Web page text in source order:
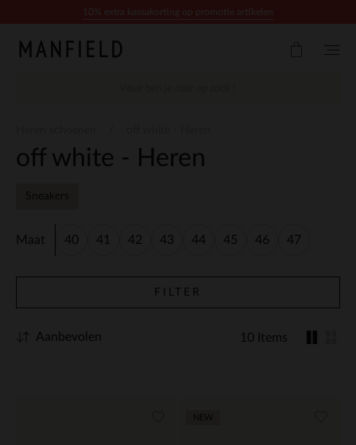
off white - Heren
Sneakers
Maat 40 41 42 43 44 45 46 47
FILTER
10 Items
Aanbevolen